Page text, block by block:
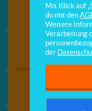
Sprache und Rolle
Mit Klick auf
du mit den
Weitere
Verarbeitung
der